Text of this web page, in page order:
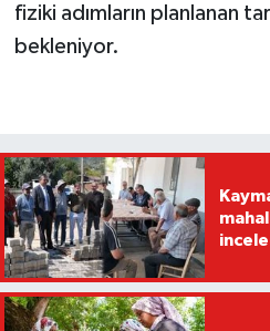
fiziki adımların planlanan
bekleniyor.